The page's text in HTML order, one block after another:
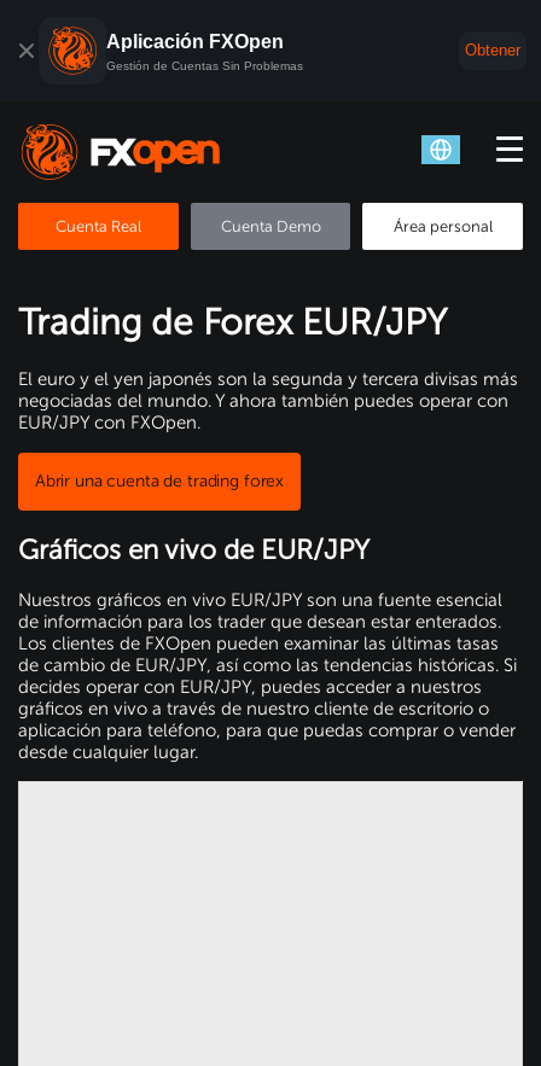
Aplicación FXOpen
Gestión de Cuentas Sin Problemas
Obtener
Cuenta Real Cuenta Demo Área personal
Trading de Forex EUR/JPY
El euro y el yen japonés son la segunda y tercera divisas más
negociadas del mundo. Y ahora también puedes operar con
EUR/JPY con FXOpen.
Abrir una cuenta de trading forex
Gráficos en vivo de EUR/JPY
Nuestros gráficos en vivo EUR/JPY son una fuente esencial
de información para los trader que desean estar enterados.
Los clientes de FXOpen pueden examinar las últimas tasas
de cambio de EUR/JPY, así como las tendencias históricas. Si
decides operar con EUR/JPY, puedes acceder a nuestros
gráficos en vivo a través de nuestro cliente de escritorio o
aplicación para teléfono, para que puedas comprar o vender
desde cualquier lugar.